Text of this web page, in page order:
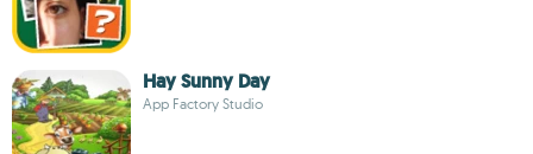
Hay Sunny Day
App Factory Studio